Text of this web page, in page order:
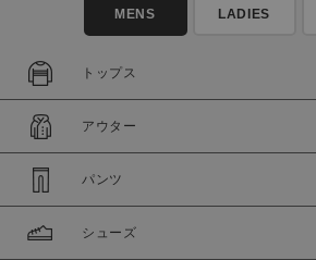
セール価格
在庫
在庫あり
MENS LADIES
トップス
アウター
パンツ
シューズ